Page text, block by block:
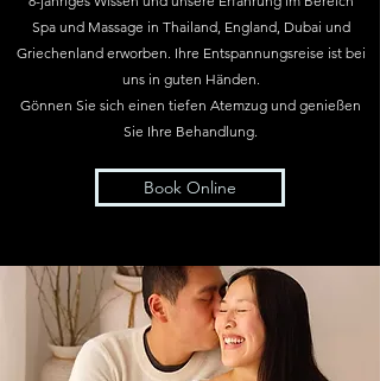
Spa und Massage in Thailand, England, Dubai und
Griechenland erworben. Ihre Entspannungsreise ist bei
uns in guten Händen.
Gönnen Sie sich einen tiefen Atemzug und genießen
Sie Ihre Behandlung.
Book Online